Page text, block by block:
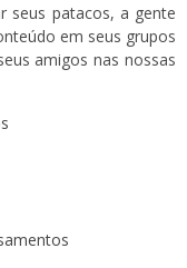
seus patacos, a gente
em seus grupos
amigos nas nossas